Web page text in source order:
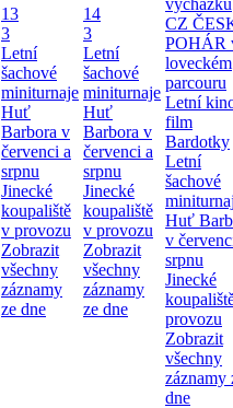
13
3
Letní
šachové
miniturnaje
Huť
Barbora v
červenci a
srpnu
Jinecké
koupaliště
v provozu
Zobrazit
všechny
záznamy
ze dne
14
3
Letní
šachové
miniturnaje
Huť
Barbora v
červenci a
srpnu
Jinecké
koupaliště
v provozu
Zobrazit
všechny
záznamy
ze dne
CZ
POHÁR
loveckém
parcouru
Letní
film
Bardotky
Letní
šachové
Huť
v
srpnu
Jinecké
provozu
Zobrazit
všechny
záznamy
dne